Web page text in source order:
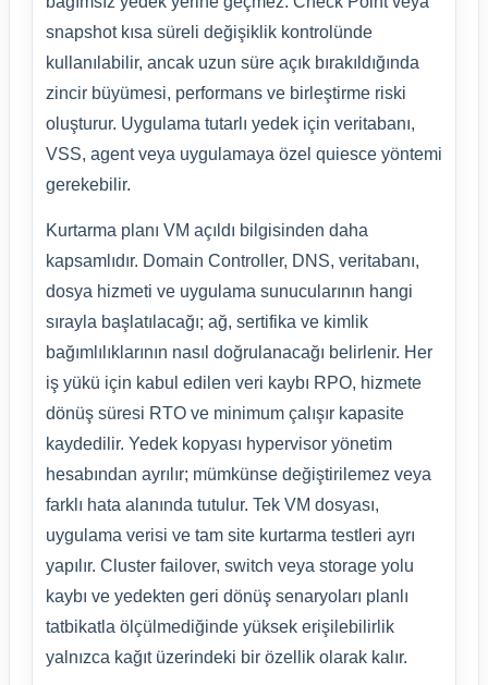
snapshot kısa süreli değişiklik kontrolünde
kullanılabilir, ancak uzun süre açık bırakıldığında
zincir büyümesi, performans ve birleştirme riski
oluşturur. Uygulama tutarlı yedek için veritabanı,
VSS, agent veya uygulamaya özel quiesce yöntemi
gerekebilir.
Kurtarma planı VM açıldı bilgisinden daha
kapsamlıdır. Domain Controller, DNS, veritabanı,
dosya hizmeti ve uygulama sunucularının hangi
sırayla başlatılacağı; ağ, sertifika ve kimlik
bağımlılıklarının nasıl doğrulanacağı belirlenir. Her
iş yükü için kabul edilen veri kaybı RPO, hizmete
dönüş süresi RTO ve minimum çalışır kapasite
kaydedilir. Yedek kopyası hypervisor yönetim
hesabından ayrılır; mümkünse değiştirilemez veya
farklı hata alanında tutulur. Tek VM dosyası,
uygulama verisi ve tam site kurtarma testleri ayrı
yapılır. Cluster failover, switch veya storage yolu
kaybı ve yedekten geri dönüş senaryoları planlı
tatbikatla ölçülmediğinde yüksek erişilebilirlik
yalnızca kağıt üzerindeki bir özellik olarak kalır.